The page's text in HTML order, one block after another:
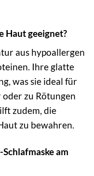
Haut geeignet?
aus hypoallergen
Ihre glatte
was sie ideal für
zu Rötungen
zudem, die
zu bewahren.
am